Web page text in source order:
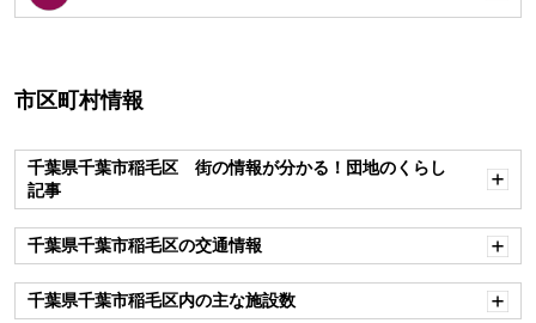
く
市区町村情報
千葉県千葉市稲毛区 街の情報が分かる！団地のくらし
記事
く
千葉県千葉市稲毛区の交通情報
千葉県千葉市稲毛区内の主な施設数